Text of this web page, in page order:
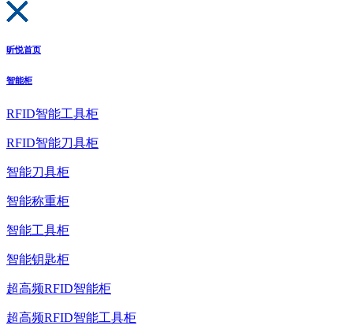
昕悦首页
智能柜
RFID智能工具柜
RFID智能刀具柜
智能刀具柜
智能称重柜
智能工具柜
智能钥匙柜
超高频RFID智能柜
超高频RFID智能工具柜